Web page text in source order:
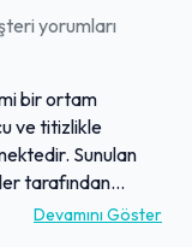
yorumları
bir ortam
ve titizlikle
Sunulan
tarafından
Devamını Göster